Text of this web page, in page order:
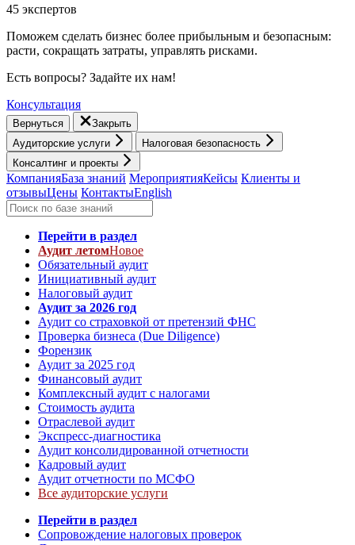
45 экспертов
Поможем сделать бизнес более прибыльным и безопасным:
расти, cокращать затраты, управлять рисками.
Есть вопросы? Задайте их нам!
Консультация
Вернуться
Закрыть
Аудиторские услуги
Налоговая безопасность
Консалтинг и проекты
КомпанияБаза знаний МероприятияКейсы Клиенты и
отзывыЦены КонтактыEnglish
Перейти в раздел
Аудит летомНовое
Обязательный аудит
Инициативный аудит
Налоговый аудит
Аудит за 2026 год
Аудит со страховкой от претензий ФНС
Проверка бизнеса (Due Diligence)
Форензик
Аудит за 2025 год
Финансовый аудит
Комплексный аудит с налогами
Стоимость аудита
Отраслевой аудит
Экспресс-диагностика
Аудит консолидированной отчетности
Кадровый аудит
Аудит отчетности по МСФО
Все аудиторские услуги
Перейти в раздел
Сопровождение налоговых проверок